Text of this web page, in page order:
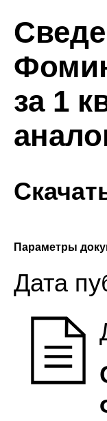
за 1
Параметры
Дата